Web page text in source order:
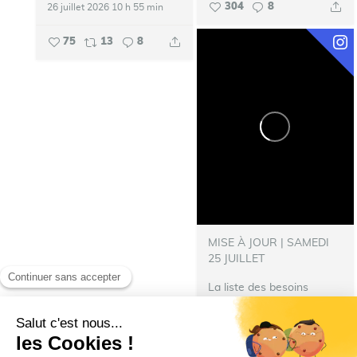
304 8
26 juillet 2026 10 h 55 min
75 13 8
MISE À JOUR | SAMEDI
25 JUILLET
La liste des besoins
s’allonge !
besoin de nourriture pour
les repas des pompiers
hébergés à Talence.